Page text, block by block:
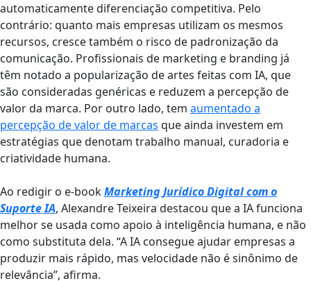
automaticamente diferenciação competitiva. Pelo
contrário: quanto mais empresas utilizam os mesmos
recursos, cresce também o risco de padronização da
comunicação. Profissionais de marketing e branding já
têm notado a popularização de artes feitas com IA, que
são consideradas genéricas e reduzem a percepção de
valor da marca. Por outro lado, tem aumentado a
percepção de valor de marcas que ainda investem em
estratégias que denotam trabalho manual, curadoria e
criatividade humana.
Ao redigir o e-bookMarketing Jurídico Digital com o
Suporte IA, Alexandre Teixeira destacou que a IA funciona
melhor se usada como apoio à inteligência humana, e não
como substituta dela. “A IA consegue ajudar empresas a
produzir mais rápido, mas velocidade não é sinônimo de
relevância”, afirma.